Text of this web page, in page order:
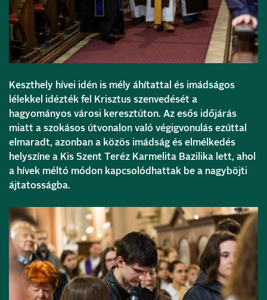
Keszthely hívei idén is mély áhítattal és imádságos
lélekkel idézték fel Krisztus szenvedését a
hagyományos városi keresztúton. Az esős időjárás
miatt a szokásos útvonalon való végigvonulás ezúttal
elmaradt, azonban a közös imádság és elmélkedés
helyszíne a Kis Szent Teréz Karmelita Bazilika lett, ahol
a hívek méltó módon kapcsolódhattak be a nagyböjti
ájtatosságba.